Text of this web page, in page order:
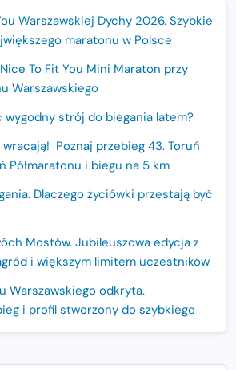
Warszawskiej Dychy 2026. Szybkie
maratonu w Polsce
To Fit You Mini Maraton przy
Warszawskiego
wygodny strój do biegania latem?
Poznaj przebieg 43. Toruń
Półmaratonu i biegu na 5 km
Dlaczego życiówki przestają być
Mostów. Jubileuszowa edycja z
i większym limitem uczestników
Warszawskiego odkryta.
i profil stworzony do szybkiego